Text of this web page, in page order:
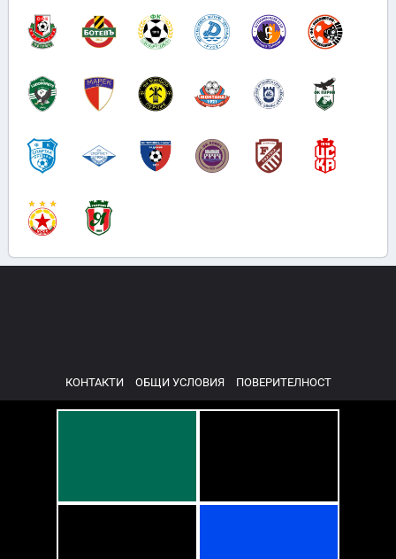
КОНТАКТИ ОБЩИ УСЛОВИЯ ПОВЕРИТЕЛНОСТ